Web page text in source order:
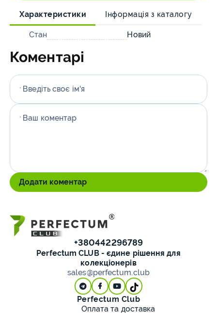
Характеристики Інформація з каталогу
Стан Новий
Коментарі
* Введіть своє ім'я
* Ваш коментар
Додати коментар
+380442296789
Perfectum CLUB - єдине рішення для
колекціонерів
sales@perfectum.club
Perfectum Club
Оплата та доставка